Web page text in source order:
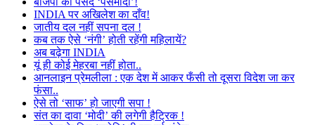
INDIA पर अखिलेश का दाँव!
जातीय दल नहीं सपना दल !
कब तक ऐसे ‘नंगी’ होती रहेंगी महिलायें?
अब बढ़ेगा INDIA
यूं ही कोई मेहरबा नहीं होता..
आनलाइन प्रेमलीला : एक देश में आकर फँसी तो दूसरा विदेश जा कर
फंसा..
ऐसे तो ‘साफ’ हो जाएगी सपा !
संत का दावा ‘मोदी’ की लगेगी हैट्रिक !